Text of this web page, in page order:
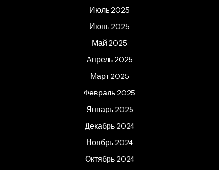
Июль 2025
Июнь 2025
Май 2025
Апрель 2025
Март 2025
Февраль 2025
Январь 2025
Декабрь 2024
Ноябрь 2024
Октябрь 2024